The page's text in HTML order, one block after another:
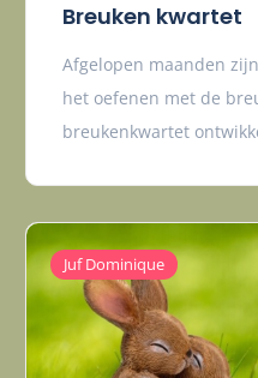
Breuken kwartet
Afgelopen maanden
het oefenen met de
breukenkwartet
Juf Dominique